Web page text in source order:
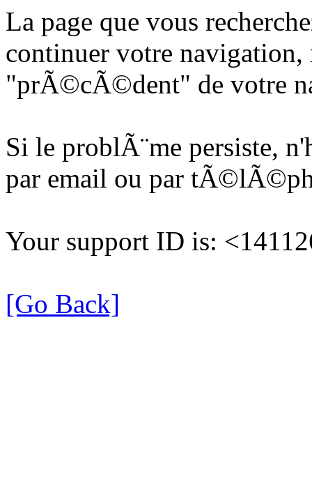
La page que vous
continuer votre
"prÃ©cÃ©dent" de votre
Si le problÃ¨me persiste,
par email ou par
Your support ID is:
[Go Back]